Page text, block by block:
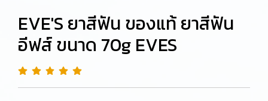
EVE'S ยาสีฟัน ของแท้ ยาสีฟัน
อีฟส์ ขนาด 70g EVES